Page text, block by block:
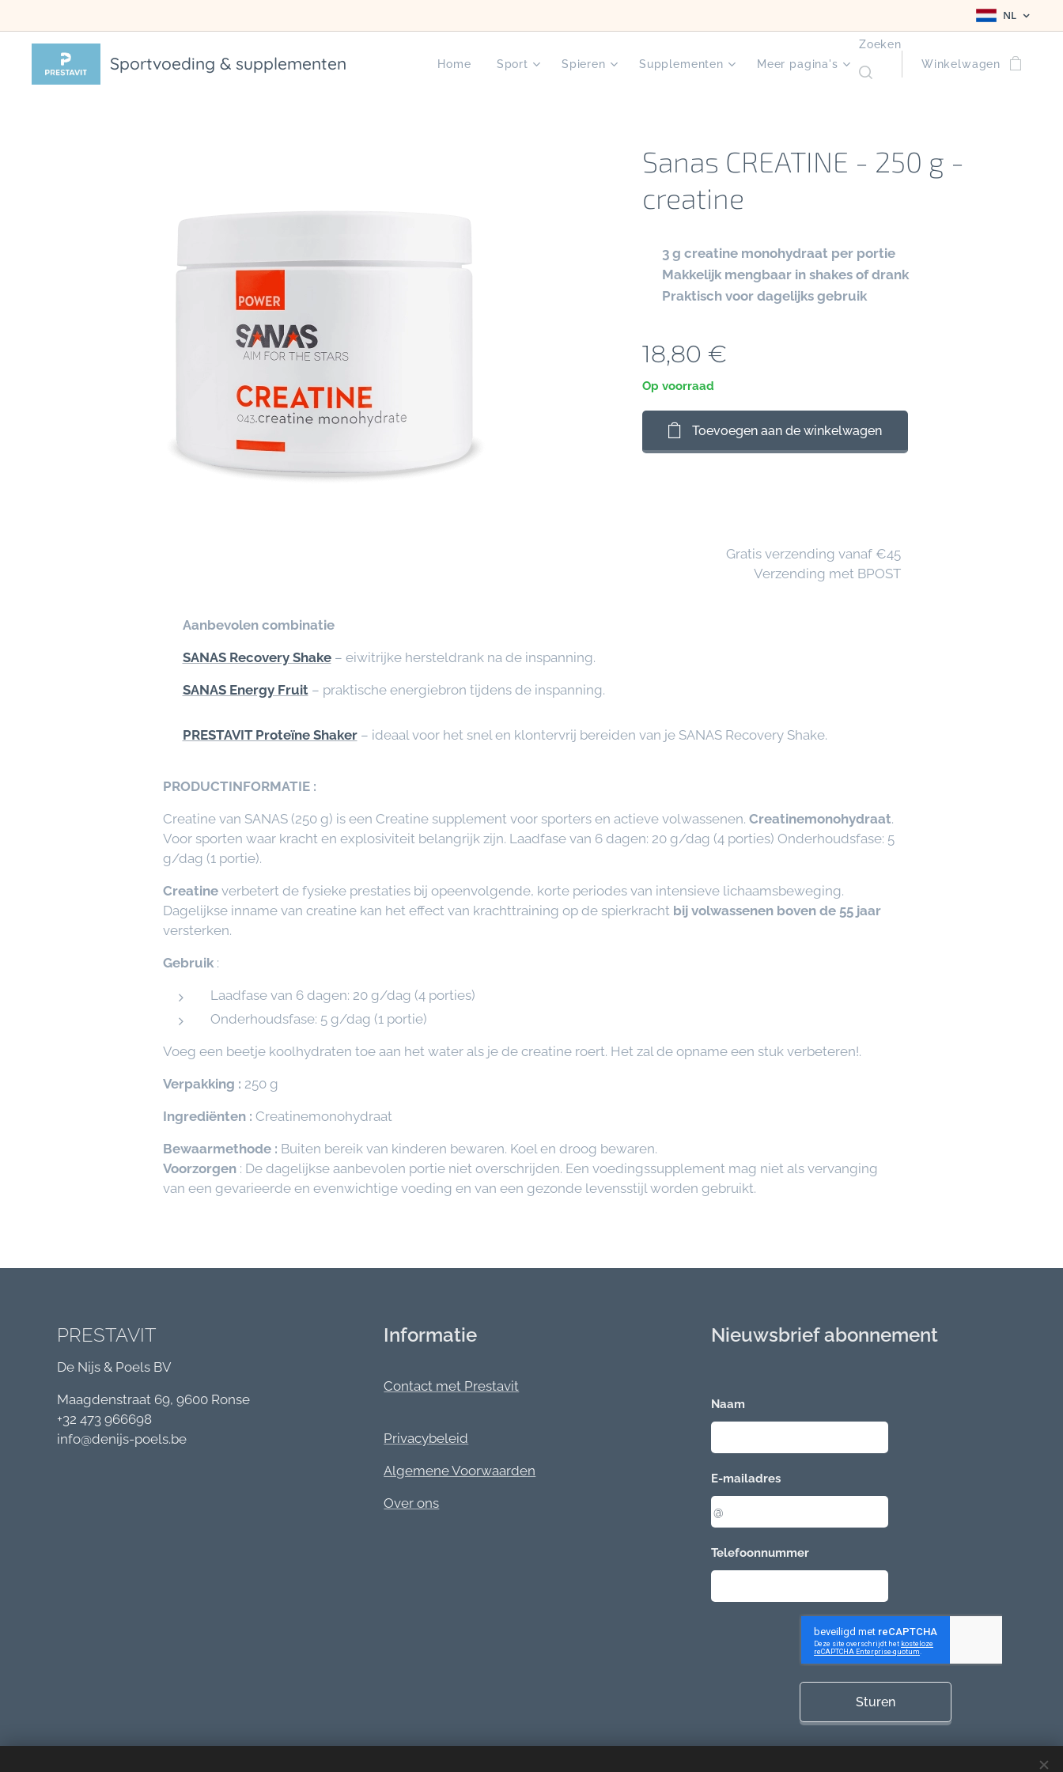
NL
Sportvoeding & supplementen Home Sport Spieren Supplementen Meer pagina's
Zoeken
Winkelwagen
Sanas CREATINE - 250 g -
creatine
3 g creatine monohydraat per portie
Makkelijk mengbaar in shakes of drank
Praktisch voor dagelijks gebruik
18,80 €
Op voorraad
Toevoegen aan de winkelwagen
🚚 Gratis verzending vanaf €45
📦 Verzending met BPOST
Aanbevolen combinatie
SANAS Recovery Shake– eiwitrijke hersteldrank na de inspanning.
SANAS Energy Fruit– praktische energiebron tijdens de inspanning.
PRESTAVIT Proteïne Shaker– ideaal voor het snel en klontervrij bereiden van je SANAS Recovery Shake.
PRODUCTINFORMATIE :
Creatine van SANAS (250 g) is een Creatine supplement voor sporters en actieve volwassenen. Creatinemonohydraat.
Voor sporten waar kracht en explosiviteit belangrijk zijn. Laadfase van 6 dagen: 20 g/dag (4 porties) Onderhoudsfase: 5
g/dag (1 portie).
Creatine verbetert de fysieke prestaties bij opeenvolgende, korte periodes van intensieve lichaamsbeweging.
Dagelijkse inname van creatine kan het effect van krachttraining op de spierkracht bij volwassenen boven de 55 jaar
versterken.
Gebruik :
Laadfase van 6 dagen: 20 g/dag (4 porties)
Onderhoudsfase: 5 g/dag (1 portie)
Voeg een beetje koolhydraten toe aan het water als je de creatine roert. Het zal de opname een stuk verbeteren!.
Verpakking : 250 g
Ingrediënten : Creatinemonohydraat
Bewaarmethode : Buiten bereik van kinderen bewaren. Koel en droog bewaren.
Voorzorgen : De dagelijkse aanbevolen portie niet overschrijden. Een voedingssupplement mag niet als vervanging
van een gevarieerde en evenwichtige voeding en van een gezonde levensstijl worden gebruikt.
PRESTAVIT
De Nijs & Poels BV
Maagdenstraat 69, 9600 Ronse
+32 473 966698
info@denijs-poels.be
Informatie
Contact met Prestavit
Privacybeleid
Algemene Voorwaarden
Over ons
Nieuwsbrief abonnement
Naam
E-mailadres
Telefoonnummer
Sturen